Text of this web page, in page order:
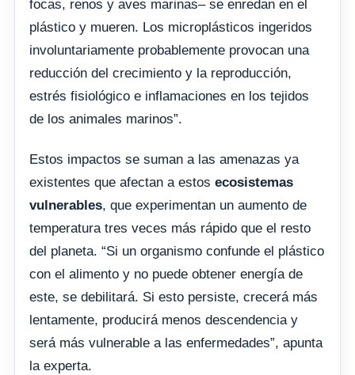
focas, renos y aves marinas– se enredan en el
plástico y mueren. Los microplásticos ingeridos
involuntariamente probablemente provocan una
reducción del crecimiento y la reproducción,
estrés fisiológico e inflamaciones en los tejidos
de los animales marinos”.
Estos impactos se suman a las amenazas ya
existentes que afectan a estos ecosistemas
vulnerables, que experimentan un aumento de
temperatura tres veces más rápido que el resto
del planeta. “Si un organismo confunde el plástico
con el alimento y no puede obtener energía de
este, se debilitará. Si esto persiste, crecerá más
lentamente, producirá menos descendencia y
será más vulnerable a las enfermedades”, apunta
la experta.